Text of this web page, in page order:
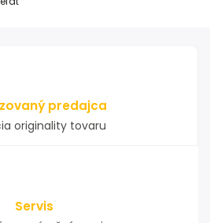
predajca
originality tovaru
Servis